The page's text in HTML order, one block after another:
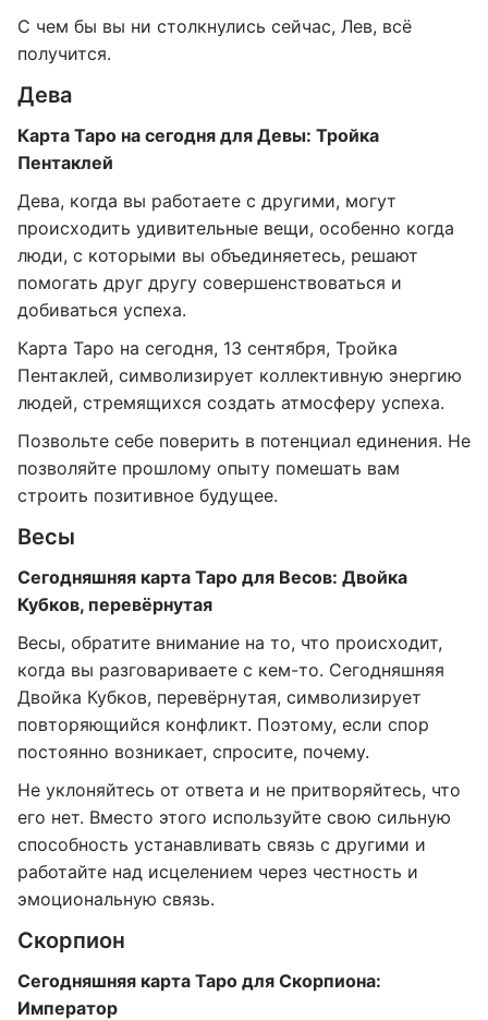
С чем бы вы ни столкнулись сейчас, Лев, всё
получится.
Дева
Карта Таро на сегодня для Девы: Тройка
Пентаклей
Дева, когда вы работаете с другими, могут
происходить удивительные вещи, особенно когда
люди, с которыми вы объединяетесь, решают
помогать друг другу совершенствоваться и
добиваться успеха.
Карта Таро на сегодня, 13 сентября, Тройка
Пентаклей, символизирует коллективную энергию
людей, стремящихся создать атмосферу успеха.
Позвольте себе поверить в потенциал единения. Не
позволяйте прошлому опыту помешать вам
строить позитивное будущее.
Весы
Сегодняшняя карта Таро для Весов: Двойка
Кубков, перевёрнутая
Весы, обратите внимание на то, что происходит,
когда вы разговариваете с кем-то. Сегодняшняя
Двойка Кубков, перевёрнутая, символизирует
повторяющийся конфликт. Поэтому, если спор
постоянно возникает, спросите, почему.
Не уклоняйтесь от ответа и не притворяйтесь, что
его нет. Вместо этого используйте свою сильную
способность устанавливать связь с другими и
работайте над исцелением через честность и
эмоциональную связь.
Скорпион
Сегодняшняя карта Таро для Скорпиона:
Император